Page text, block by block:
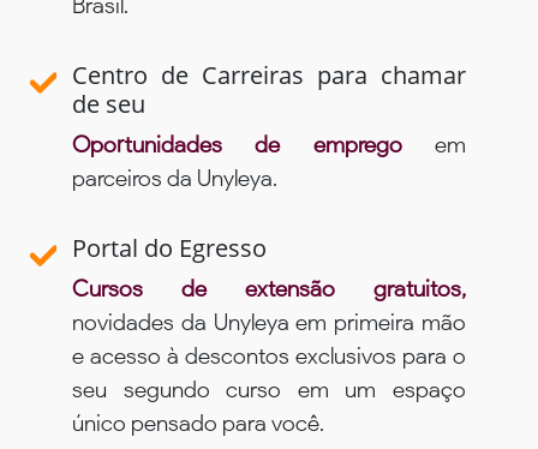
Brasil.
Centro de Carreiras para chamar
de seu
Oportunidades de empregoem
parceiros da Unyleya.
Portal do Egresso
Cursos de extensão gratuitos,
novidades da Unyleya em primeira mão
e acesso à descontos exclusivos para o
seu segundo curso em um espaço
único pensado para você.